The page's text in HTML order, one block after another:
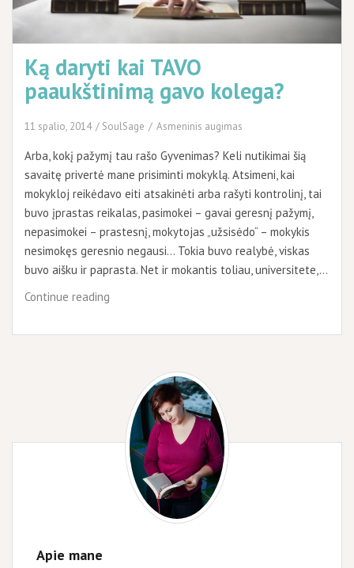
Ką daryti kai TAVO
paaukštinimą gavo kolega?
11 spalio, 2014 SoulSage Asmeninis augimas
Arba, kokį pažymį tau rašo Gyvenimas? Keli nutikimai šią
savaitę privertė mane prisiminti mokyklą. Atsimeni, kai
mokykloj reikėdavo eiti atsakinėti arba rašyti kontrolinį, tai
buvo įprastas reikalas, pasimokei – gavai geresnį pažymį,
nepasimokei – prastesnį, mokytojas „užsisėdo“ – mokykis
nesimokęs geresnio negausi… Tokia buvo realybė, viskas
buvo aišku ir paprasta. Net ir mokantis toliau, universitete,…
Continue reading
kai
paaukštinimą
kolega?
Apie mane